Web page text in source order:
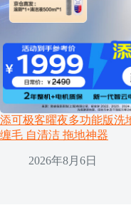
添可极客曜夜多功能版洗
缠毛 自清洁 拖地神器
2026年8月6日